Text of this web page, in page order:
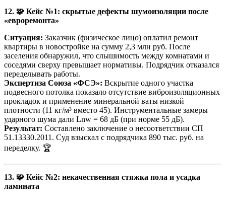
12. 🧩 Кейс №1: скрытые дефекты шумоизоляции после
«евроремонта»
Ситуация: Заказчик (физическое лицо) оплатил ремонт
квартиры в новостройке на сумму 2,3 млн руб. После
заселения обнаружил, что слышимость между комнатами и
соседями сверху превышает нормативы. Подрядчик отказался
переделывать работы.
Экспертиза Союза «ФСЭ»: Вскрытие одного участка
подвесного потолка показало отсутствие виброизоляционных
прокладок и применение минеральной ваты низкой
плотности (11 кг/м³ вместо 45). Инструментальные замеры
ударного шума дали Lnw = 68 дБ (при норме 55 дБ).
Результат: Составлено заключение о несоответствии СП
51.13330.2011. Суд взыскал с подрядчика 890 тыс. руб. на
переделку. 🏆
13. 🧩 Кейс №2: некачественная стяжка пола и усадка
ламината